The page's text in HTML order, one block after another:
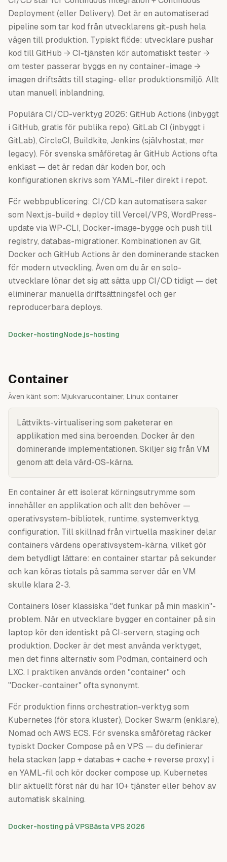
Deployment (eller Delivery). Det är en automatiserad
pipeline som tar kod från utvecklarens git-push hela
vägen till produktion. Typiskt flöde: utvecklare pushar
kod till GitHub → CI-tjänsten kör automatiskt tester →
om tester passerar byggs en ny container-image →
imagen driftsätts till staging- eller produktionsmiljö. Allt
utan manuell inblandning.
Populära CI/CD-verktyg 2026: GitHub Actions (inbyggt
i GitHub, gratis för publika repo), GitLab CI (inbyggt i
GitLab), CircleCI, Buildkite, Jenkins (självhostat, mer
legacy). För svenska småföretag är GitHub Actions ofta
enklast — det är redan där koden bor, och
konfigurationen skrivs som YAML-filer direkt i repot.
För webbpublicering: CI/CD kan automatisera saker
som Next.js-build + deploy till Vercel/VPS, WordPress-
update via WP-CLI, Docker-image-bygge och push till
registry, databas-migrationer. Kombinationen av Git,
Docker och GitHub Actions är den dominerande stacken
för modern utveckling. Även om du är en solo-
utvecklare lönar det sig att sätta upp CI/CD tidigt — det
eliminerar manuella driftsättningsfel och ger
reproducerbara deploys.
Docker-hostingNode.js-hosting
Container
Även känt som: Mjukvarucontainer, Linux container
Lättvikts-virtualisering som paketerar en
applikation med sina beroenden. Docker är den
dominerande implementationen. Skiljer sig från VM
genom att dela värd-OS-kärna.
En container är ett isolerat körningsutrymme som
innehåller en applikation och allt den behöver —
operativsystem-bibliotek, runtime, systemverktyg,
configuration. Till skillnad från virtuella maskiner delar
containers värdens operativsystem-kärna, vilket gör
dem betydligt lättare: en container startar på sekunder
och kan köras tiotals på samma server där en VM
skulle klara 2-3.
Containers löser klassiska "det funkar på min maskin"-
problem. När en utvecklare bygger en container på sin
laptop kör den identiskt på CI-servern, staging och
produktion. Docker är det mest använda verktyget,
men det finns alternativ som Podman, containerd och
LXC. I praktiken används orden "container" och
"Docker-container" ofta synonymt.
För produktion finns orchestration-verktyg som
Kubernetes (för stora kluster), Docker Swarm (enklare),
Nomad och AWS ECS. För svenska småföretag räcker
typiskt Docker Compose på en VPS — du definierar
hela stacken (app + databas + cache + reverse proxy) i
en YAML-fil och kör docker compose up. Kubernetes
blir aktuellt först när du har 10+ tjänster eller behov av
automatisk skalning.
Docker-hosting på VPSBästa VPS 2026